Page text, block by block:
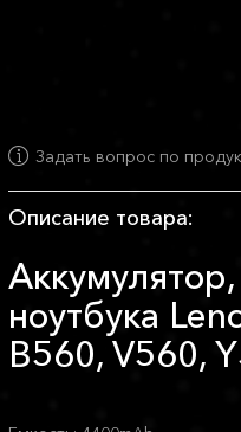
Задать вопрос по
Описание товара:
ноутбука
B560, V560,